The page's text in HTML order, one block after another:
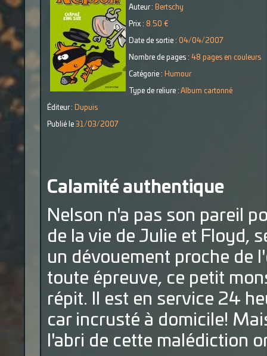
Auteur : Bertschy
Prix : 8.50 €
Date de sortie : 04/04/2007
Nombre de pages : 48 pages en couleurs
Catégorie : Humour
Type de reliure : Album cartonné
Éditeur : Dupuis
Publié le 31/03/2007
Calamité authentique
Nelson n'a pas son pareil
de la vie de Julie et Floyd,
un dévouement proche de
toute épreuve, ce petit
répit. Il est en service 24
car incrusté à domicile!
l'abri de cette malédiction